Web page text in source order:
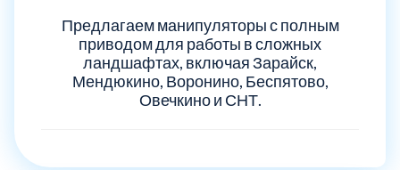
Предлагаем манипуляторы с полным
приводом для работы в сложных
ландшафтах, включая Зарайск,
Мендюкино, Воронино, Беспятово,
Овечкино и СНТ.